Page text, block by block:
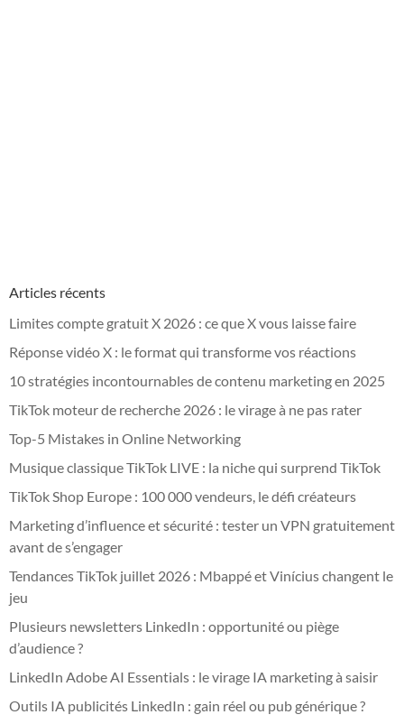
Articles récents
Limites compte gratuit X 2026 : ce que X vous laisse faire
Réponse vidéo X : le format qui transforme vos réactions
10 stratégies incontournables de contenu marketing en 2025
TikTok moteur de recherche 2026 : le virage à ne pas rater
Top-5 Mistakes in Online Networking
Musique classique TikTok LIVE : la niche qui surprend TikTok
TikTok Shop Europe : 100 000 vendeurs, le défi créateurs
Marketing d’influence et sécurité : tester un VPN gratuitement
avant de s’engager
Tendances TikTok juillet 2026 : Mbappé et Vinícius changent le
jeu
Plusieurs newsletters LinkedIn : opportunité ou piège
d’audience ?
LinkedIn Adobe AI Essentials : le virage IA marketing à saisir
Outils IA publicités LinkedIn : gain réel ou pub générique ?